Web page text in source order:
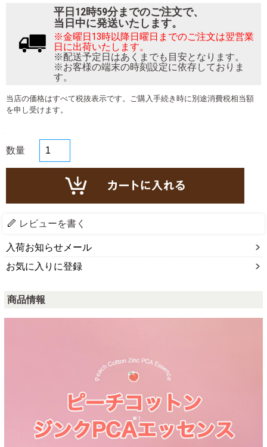
平日12時59分までのご注文で、
当日中に発送いたします。
※金曜日13時以降日曜日までのご注文は翌営業
日に出荷いたします。
※配送予定日はあくまでも目安となります。
※お客様の端末の時刻設定に依存しておりま
す。
当店の価格はすべて税抜表示です。ご購入手続き時に別途消費税相当額
を申し受けます。
数量
レビューを書く
入荷お知らせメール
お気に入りに登録
商品情報